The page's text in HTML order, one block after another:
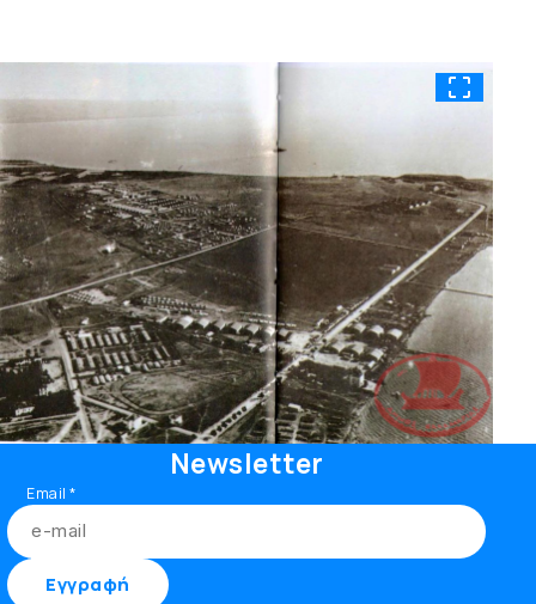
Newsletter
Email*